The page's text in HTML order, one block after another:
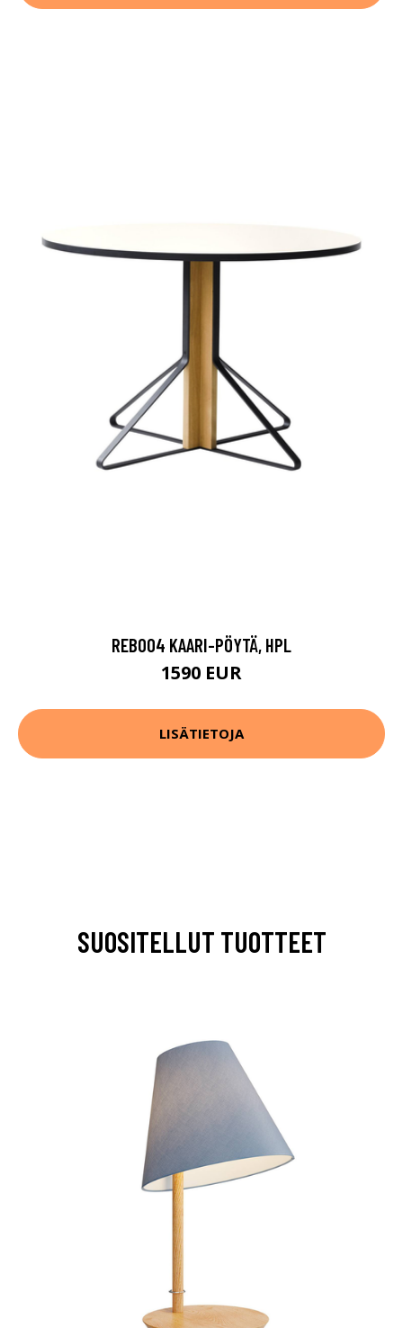
REB004 KAARI-PÖYTÄ, HPL
1590 EUR
LISÄTIETOJA
SUOSITELLUT TUOTTEET